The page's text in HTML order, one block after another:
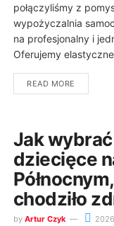
połączyliśmy z
wypożyczalnia
na profesjonalny i
Oferujemy
READ MORE
Jak
dziecięce
chodziło
by Artur Czyk